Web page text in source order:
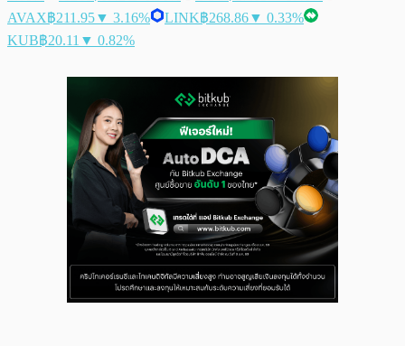
AVAX฿211.95▼ 3.16% LINK฿268.86▼ 0.33%
KUB฿20.11 ▼ 0.82%